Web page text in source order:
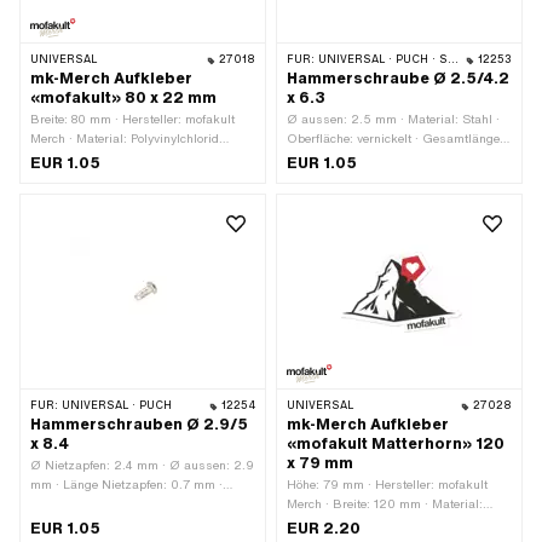
UNIVERSAL 27018
mk-Merch Aufkleber
«mofakult» 80 x 22 mm
Breite: 80 mm · Hersteller: mofakult
Merch · Material: Polyvinylchlorid
(PVC) · Oberfläche: matt ·
Beschaffenheit Rückseite: Klebstoff ·
EUR 1.05
FÜR: UNIVERSAL · PUCH · SACHS 12253
Hammerschraube Ø 2.5/4.2
x 6.3
Ø aussen: 2.5 mm · Material: Stahl ·
Oberfläche: vernickelt · Gesamtlänge:
6.3 mm · Ø Bohrung: 2.2 mm · Ø Kopf
EUR 1.05
FÜR: UNIVERSAL · PUCH 12254
Hammerschrauben Ø 2.9/5
x 8.4
Ø Nietzapfen: 2.4 mm · Ø aussen: 2.9
mm · Länge Nietzapfen: 0.7 mm ·
8.5 mm · Material: Stahl ·
EUR 1.05
UNIVERSAL 27028
mk-Merch Aufkleber
«mofakult Matterhorn» 120
x 79 mm
Höhe: 79 mm · Hersteller: mofakult
Merch · Breite: 120 mm · Material:
Polyvinylchlorid (PVC) ·
EUR 2.20